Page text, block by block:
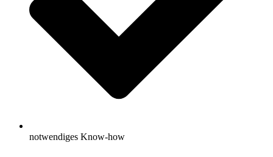
notwendiges Know-how